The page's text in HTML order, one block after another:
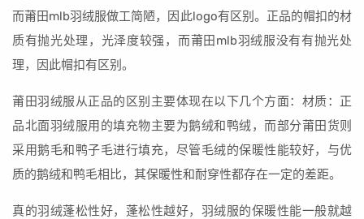
而莆田mlb羽绒服做工简陋，因此logo有区别。正品的帽扣的材
质有抛光处理，光泽度较强，而莆田mlb羽绒服没有有抛光处
理，因此帽扣有区别。
莆田羽绒服从正品的区别主要体现在以下几个方面：材质：正
品北面羽绒服用的填充物主要为鹅绒和鸭绒，而部分莆田货则
采用鹅毛和鸭子毛进行填充，尽管毛绒的保暖性能较好，与优
质的鹅绒和鸭毛相比，其保暖性和耐穿性都存在一定的差距。
真的羽绒蓬松性好，蓬松性越好，羽绒服的保暖性能一般就越